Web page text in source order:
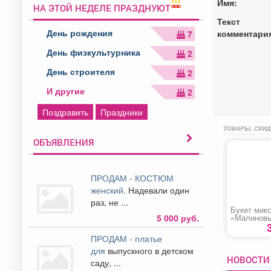
НА ЭТОЙ НЕДЕЛЕ ПРАЗДНУЮТ
День рождения
7
День физкультурника
2
День строителя
2
И другие
2
Поздравить
Праздники
ОБЪЯВЛЕНИЯ
ПРОДАМ - КОСТЮМ
женский. Надевали один
раз, не ...
5 000 руб.
ПРОДАМ - платье
для выпускного в детском
саду, ...
Текст
ТОВАРЫ,
Букет микс